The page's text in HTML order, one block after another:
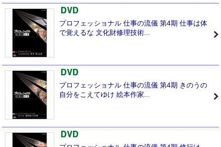
プロフェッショナル 仕事の流儀 第4期 仕事は体
で覚えるな 文化財修理技術...
プロフェッショナル 仕事の流儀 第4期 きのうの
自分をこえてゆけ 絵本作家...